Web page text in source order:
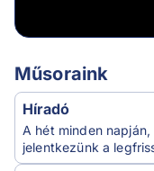
Műsoraink
Híradó
A hét minden
jelentkezünk a